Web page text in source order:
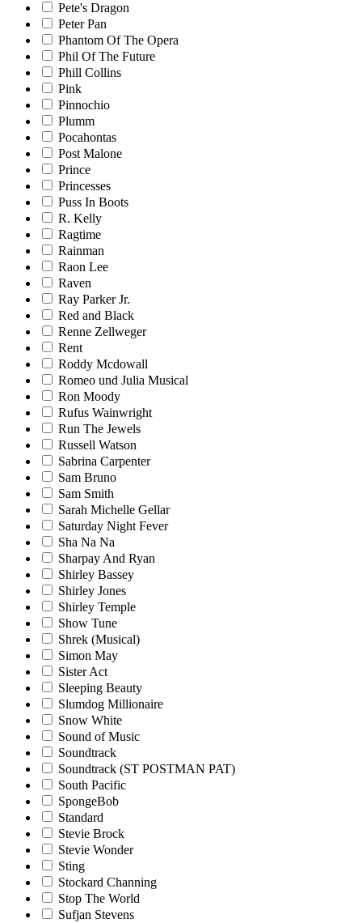
Pete's Dragon
Peter Pan
Phantom Of The Opera
Phil Of The Future
Phill Collins
Pink
Pinnochio
Plumm
Pocahontas
Post Malone
Prince
Princesses
Puss In Boots
R. Kelly
Ragtime
Rainman
Raon Lee
Raven
Ray Parker Jr.
Red and Black
Renne Zellweger
Rent
Roddy Mcdowall
Romeo und Julia Musical
Ron Moody
Rufus Wainwright
Run The Jewels
Russell Watson
Sabrina Carpenter
Sam Bruno
Sam Smith
Sarah Michelle Gellar
Saturday Night Fever
Sha Na Na
Sharpay And Ryan
Shirley Bassey
Shirley Jones
Shirley Temple
Show Tune
Shrek (Musical)
Simon May
Sister Act
Sleeping Beauty
Slumdog Millionaire
Snow White
Sound of Music
Soundtrack
Soundtrack (ST POSTMAN PAT)
South Pacific
SpongeBob
Standard
Stevie Brock
Stevie Wonder
Sting
Stockard Channing
Stop The World
Sufjan Stevens